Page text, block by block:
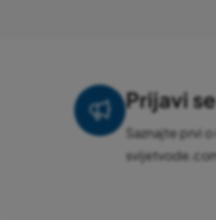
Prijavi
Saznajte prvi